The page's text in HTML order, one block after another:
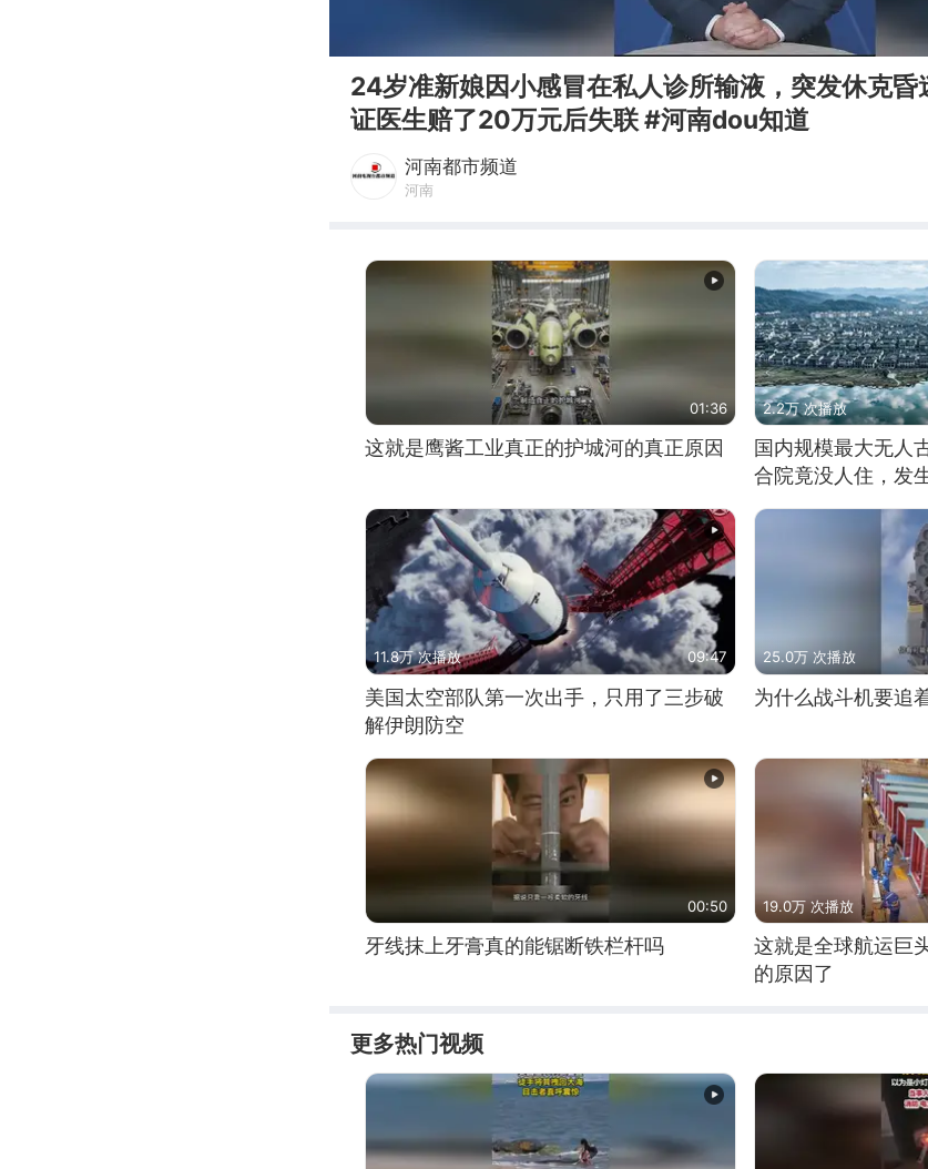
24岁准新娘因小感冒在私人诊所输液，突发休克
证医生赔了20万元后失联​ #河南dou知道
河南都市频道
河南
01:36
这就是鹰酱工业真正的护城河的真正原因
2.2万 次播放
国内规模最大无人
合院竟没人住，发
11.8万 次播放 09:47
美国太空部队第一次出手，只用了三步破
解伊朗防空
25.0万 次播放
为什么战斗机要追
00:50
牙线抹上牙膏真的能锯断铁栏杆吗
19.0万 次播放
这就是全球航运巨
的原因了
更多热门视频